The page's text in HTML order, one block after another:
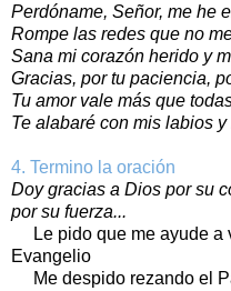
Perdóname, Señor, me he
Rompe las redes que no
Sana mi corazón herido y
Gracias, por tu paciencia,
Tu amor vale más que
Te alabaré con mis labios y
4. Termino la oración
Doy gracias a Dios por su
por su fuerza...
Le pido que me ayude a
Evangelio
Me despido rezando el